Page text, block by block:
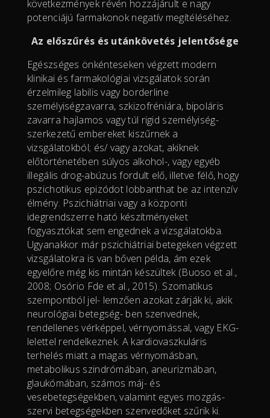
következmények révén hozzájárult e nagy
potenciájú farmakonok negatív megítéléséhez.
Az előszűrés és utánkövetés jelentősége
Egészséges önkénteseken végzett modern
klinikai és farmakológiai vizsgálatok során
érzelmileg labilis vagy borderline
személyiségzavarra, szkizofréniára, bipoláris
zavarra hajlamos vagy túl rigid személyiség-
szerkezetű embereket kiszűrnek a
vizsgálatokból; és/ vagy azokat, akiknek
előtörténetében súlyos alkohol-, vagy egyéb
illegális drog-abúzus fordult elő, illetve félő, hogy
pszichotikus epizódot lobbanthat be az intenzív
élmény. Pszichiátriai vagy a központi
idegrendszerre ható készítményeket
fogyasztókat sem engednek a vizsgálatokba.
Ugyanakkor már pszichiátriai betegeken végzett
vizsgálatokra is van bőven példa, ám ezek
egyelőre még kis mintán készültek (Buoso et al.,
2008; Osório Fde et al., 2015). Szomatikus
szempontból jel- lemzően azokat zárják ki, akik
neurológiai betegség- ben szenvednek,
rendellenes vérképpel, vérnyomással, vagy EKG-
lelettel rendelkeznek. A kardiovaszkuláris
terhelés miatt a magas vérnyomásban,
metabolikus szindrómában, aneurizmában,
glaukómában, számos máj- és
vesebetegségekben, valamint egyes mozgás-
szervi betegségekben szenvedőket szűrik ki.